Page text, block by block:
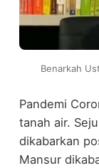
Benarkah
Pandemi
tanah air.
dikabarkan
Mansur